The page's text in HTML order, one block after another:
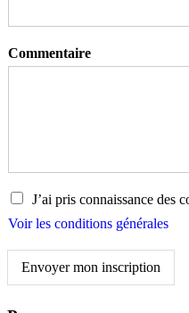
Commentaire
J
’
i
r
J’ai pris connaissance des
Voir les conditions générales
Envoyer mon inscription